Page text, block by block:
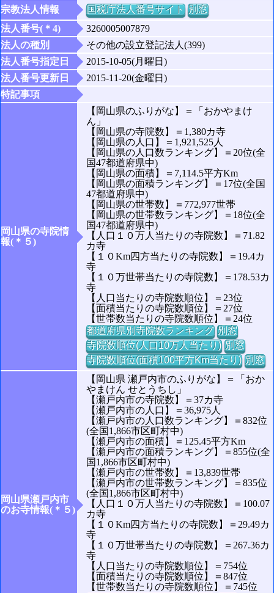
宗教法人情報
国税庁法人番号サイト 別窓
法人番号(＊4)
3260005007879
法人の種別
その他の設立登記法人(399)
法人番号指定日
2015-10-05(月曜日)
法人番号更新日
2015-11-20(金曜日)
特記事項
岡山県の寺院情
報(＊５)
【岡山県のふりがな】＝「おかやまけ
ん」
【岡山県の寺院数】＝1,380カ寺
【岡山県の人口】＝1,921,525人
【岡山県の人口数ランキング】＝20位(全
国47都道府県中)
【岡山県の面積】＝7,114.5平方Km
【岡山県の面積ランキング】＝17位(全国
47都道府県中)
【岡山県の世帯数】＝772,977世帯
【岡山県の世帯数ランキング】＝18位(全
国47都道府県中)
【人口１０万人当たりの寺院数】＝71.82
カ寺
【１０Km四方当たりの寺院数】＝19.4カ
寺
【１０万世帯当たりの寺院数】＝178.53カ
寺
【人口当たりの寺院数順位】＝23位
【面積当たりの寺院数順位】＝27位
【世帯数当たりの寺院数順位】＝24位
都道府県別寺院数ランキング 別窓
寺院数順位(人口10万人当たり) 別窓
寺院数順位(面積100平方Km当たり) 別窓
岡山県瀬戸内市
のお寺情報(＊５)
【岡山県 瀬戸内市のふりがな】＝「おか
やまけん せとうちし」
【瀬戸内市の寺院数】＝37カ寺
【瀬戸内市の人口】＝36,975人
【瀬戸内市の人口数ランキング】＝832位
(全国1,866市区町村中)
【瀬戸内市の面積】＝125.45平方Km
【瀬戸内市の面積ランキング】＝855位(全
国1,866市区町村中)
【瀬戸内市の世帯数】＝13,839世帯
【瀬戸内市の世帯数ランキング】＝835位
(全国1,866市区町村中)
【人口１０万人当たりの寺院数】＝100.07
カ寺
【１０Km四方当たりの寺院数】＝29.49カ
寺
【１０万世帯当たりの寺院数】＝267.36カ
寺
【人口当たりの寺院数順位】＝754位
【面積当たりの寺院数順位】＝847位
【世帯数当たりの寺院数順位】＝745位